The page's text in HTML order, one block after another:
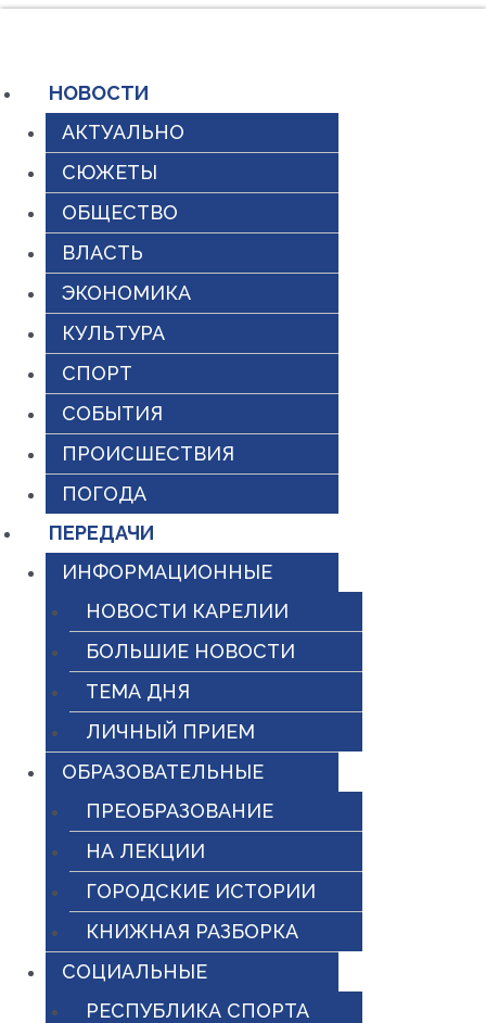
содержимому
НОВОСТИ
АКТУАЛЬНО
СЮЖЕТЫ
ОБЩЕСТВО
ВЛАСТЬ
ЭКОНОМИКА
КУЛЬТУРА
СПОРТ
СОБЫТИЯ
ПРОИСШЕСТВИЯ
ПОГОДА
ПЕРЕДАЧИ
ИНФОРМАЦИОННЫЕ
НОВОСТИ КАРЕЛИИ
БОЛЬШИЕ НОВОСТИ
ТЕМА ДНЯ
ЛИЧНЫЙ ПРИЕМ
ОБРАЗОВАТЕЛЬНЫЕ
ПРЕОБРАЗОВАНИЕ
НА ЛЕКЦИИ
ГОРОДСКИЕ ИСТОРИИ
КНИЖНАЯ РАЗБОРКА
СОЦИАЛЬНЫЕ
РЕСПУБЛИКА СПОРТА